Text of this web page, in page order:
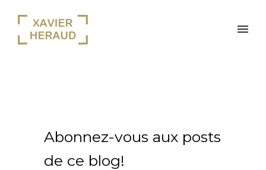
Abonnez-vous aux posts
de ce blog!